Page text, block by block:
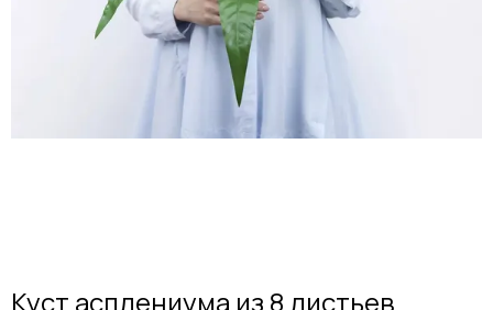
Куст асплениума из 8 листьев